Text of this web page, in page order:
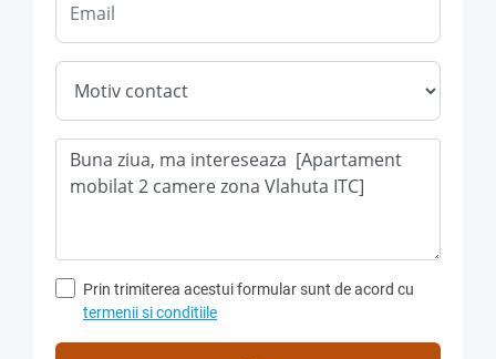
pe prima luna si o garantie in cuantumul unei chirii .
Nu se accepta fumatori si animale de companie in
interiorul spatiului inchiriat .
Pret inchiriere : 450 Euro/luna .
Utilitatile se platesc separat in functie de consumul lunar.
Detalii si vizionare la nr. de telefon : 0733.092.093,
persoana de contact -Aura Popa .
Prin trimiterea acestui formular sunt de acord cu
termenii si conditiile